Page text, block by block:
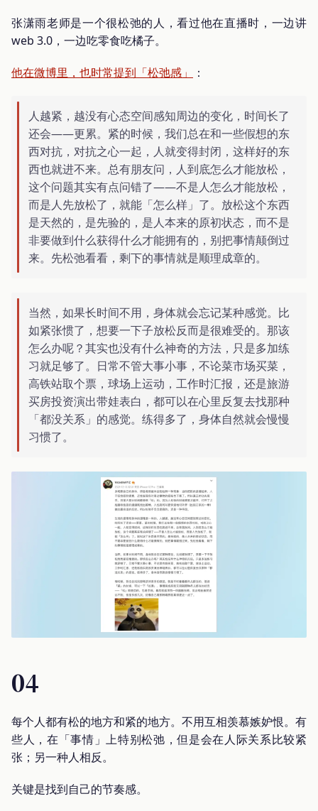
张潇雨老师是一个很松弛的人，看过他在直播时，一边讲
web 3.0，一边吃零食吃橘子。
他在微博里，也时常提到「松弛感」 ：
人越紧，越没有心态空间感知周边的变化，时间长了
还会——更累。紧的时候，我们总在和一些假想的东
西对抗，对抗之心一起，人就变得封闭，这样好的东
西也就进不来。总有朋友问，人到底怎么才能放松，
这个问题其实有点问错了——不是人怎么才能放松，
而是人先放松了，就能「怎么样」了。放松这个东西
是天然的，是先验的，是人本来的原初状态，而不是
非要做到什么获得什么才能拥有的，别把事情颠倒过
来。先松弛看看，剩下的事情就是顺理成章的。
当然，如果长时间不用，身体就会忘记某种感觉。比
如紧张惯了，想要一下子放松反而是很难受的。那该
怎么办呢？其实也没有什么神奇的方法，只是多加练
习就足够了。日常不管大事小事，不论菜市场买菜，
高铁站取个票，球场上运动，工作时汇报，还是旅游
买房投资演出带娃表白，都可以在心里反复去找那种
「都没关系」的感觉。练得多了，身体自然就会慢慢
习惯了。
04
每个人都有松的地方和紧的地方。不用互相羡慕嫉妒恨。有
些人，在「事情」上特别松弛，但是会在人际关系比较紧
张；另一种人相反。
关键是找到自己的节奏感。